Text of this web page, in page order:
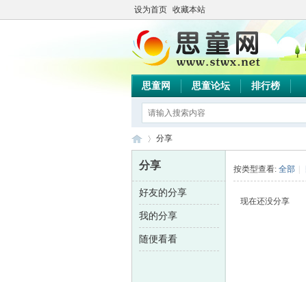
设为首页 收藏本站
思童网 思童论坛 排行榜
思 ›
分享
分享
好友的分享
我的分享
随便看看
按类型查看: 全部
现在还没分享